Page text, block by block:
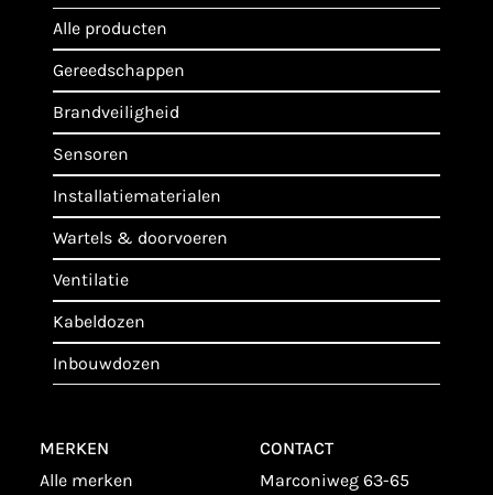
alle producten
gereedschappen
brandveiligheid
sensoren
installatiematerialen
wartels & doorvoeren
ventilatie
kabeldozen
inbouwdozen
MERKEN
alle merken
CONTACT
Marconiweg 63-65